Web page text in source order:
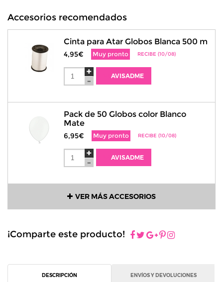
Accesorios recomendados
Cinta para Atar Globos Blanca 500 m
4,95€ Muy pronto RECIBE (10/08)
AVISADME
Pack de 50 Globos color Blanco
Mate
6,95€ Muy pronto RECIBE (10/08)
AVISADME
VER MÁS ACCESORIOS
¡Comparte este producto!
DESCRIPCIÓN ENVÍOS Y DEVOLUCIONES